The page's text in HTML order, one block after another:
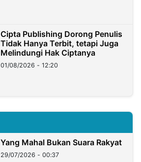
Cipta Publishing Dorong Penulis
Tidak Hanya Terbit, tetapi Juga
Melindungi Hak Ciptanya
01/08/2026 - 12:20
Yang Mahal Bukan Suara Rakyat
29/07/2026 - 00:37